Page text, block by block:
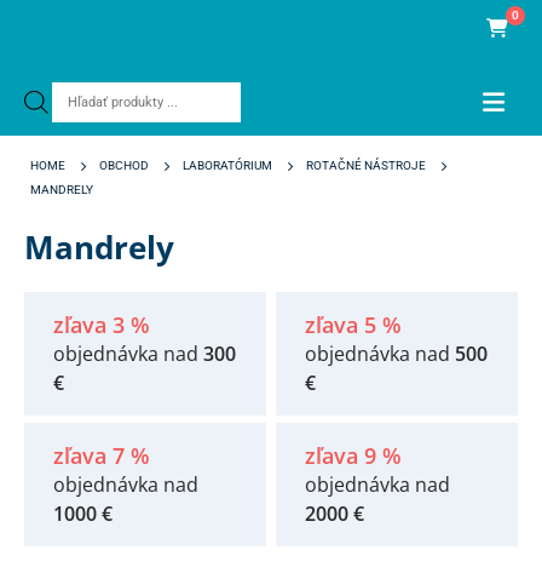
Products
0
HOME OBCHOD LABORATÓRIUM
ROTAČNÉ NÁSTROJE
MANDRELY
Mandrely
zľava 3 %
objednávka nad 300
€
zľava 5 %
objednávka nad 500
€
zľava 7 %
objednávka nad
1000 €
zľava 9 %
objednávka nad
2000 €